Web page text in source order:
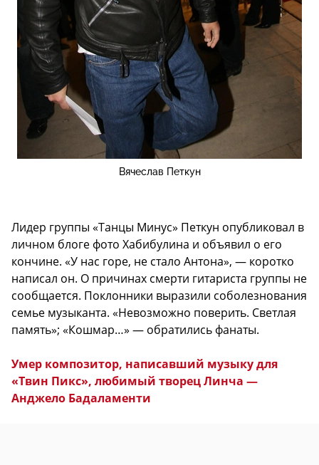
Вячеслав Петкун
Лидер группы «Танцы Минус» Петкун опубликовал в
личном блоге фото Хабибулина и объявил о его
кончине. «У нас горе, не стало Антона», — коротко
написал он. О причинах смерти гитариста группы не
сообщается. Поклонники выразили соболезнования
семье музыканта. «Невозможно поверить. Светлая
память»; «Кошмар…» — обратились фанаты.
Умер композитор, написавший музыку для
«Твин Пикс», любимый творец Линча —
Анджело Бадаламенти